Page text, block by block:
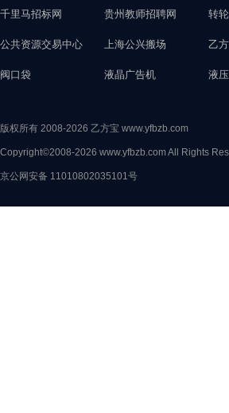
千里马招标网 贵州教师招聘网 转
公共资源交易中心 上海公兴搬场 乙
阀口袋 液晶广告机 液
版权所有 2008-2026 乙方宝 www.yfbzb.com
Copyright©2008-2026 www.yfbzb.com All Rights
京公网安备 11010802035101号